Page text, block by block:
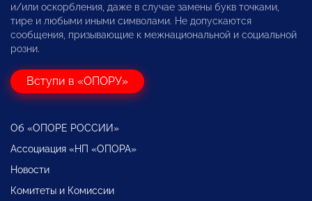
и/или оскорбления, даже в случае замены букв точками,
тире и любыми иными символами. Не допускаются
сообщения, призывающие к межнациональной и социальной
розни.
Вступи в «ОПОРУ»
Об «ОПОРЕ РОССИИ»
Ассоциация «НП «ОПОРА»
Новости
Комитеты и Комиссии